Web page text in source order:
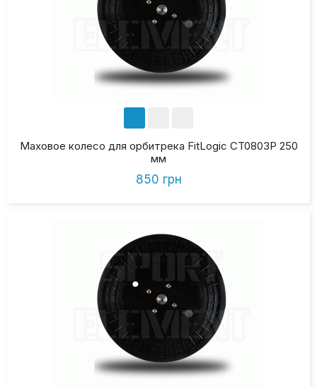
Маховое колесо для орбитрека FitLogic CT0803P 250
мм
850 грн